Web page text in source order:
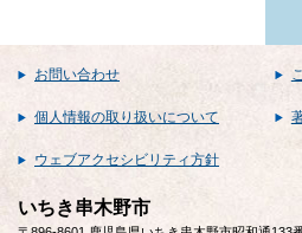
お問い合わせ
個人情報の取り扱いについて
ウェブアクセシビリティ方針
いちき串木野市